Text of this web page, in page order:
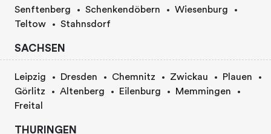
Senftenberg
Schenkendöbern
Wiesenburg
Teltow
Stahnsdorf
SACHSEN
Leipzig Dresden Chemnitz Zwickau
Plauen
Görlitz
Altenberg Eilenburg
Memmingen
Freital
THURINGEN